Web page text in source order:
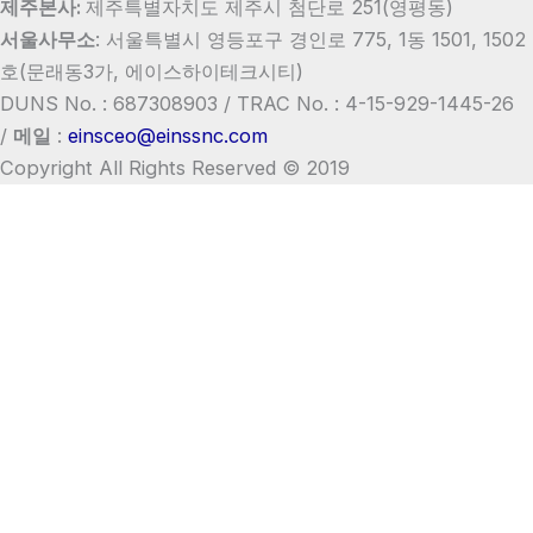
제주본사: 제주특별자치도 제주시 첨단로 251(영평동)
서울사무소: 서울특별시 영등포구 경인로 775, 1동 1501, 1502
호(문래동3가, 에이스하이테크시티)
DUNS No. : 687308903 / TRAC No. : 4-15-929-1445-26
/ 메일 : einsceo@einssnc.com
Copyright All Rights Reserved © 2019